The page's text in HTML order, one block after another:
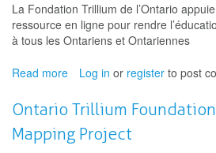
La Fondation Trillium de l’Ontario
ressource en ligne pour rendre
à tous les Ontariens et Ontariennes
Read more about
Fondation
Trillium
de
Log in or register to post
Ontario Trillium
Mapping Project